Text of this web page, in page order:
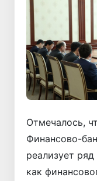
Отмечалось,
Финансово-
реализует
как